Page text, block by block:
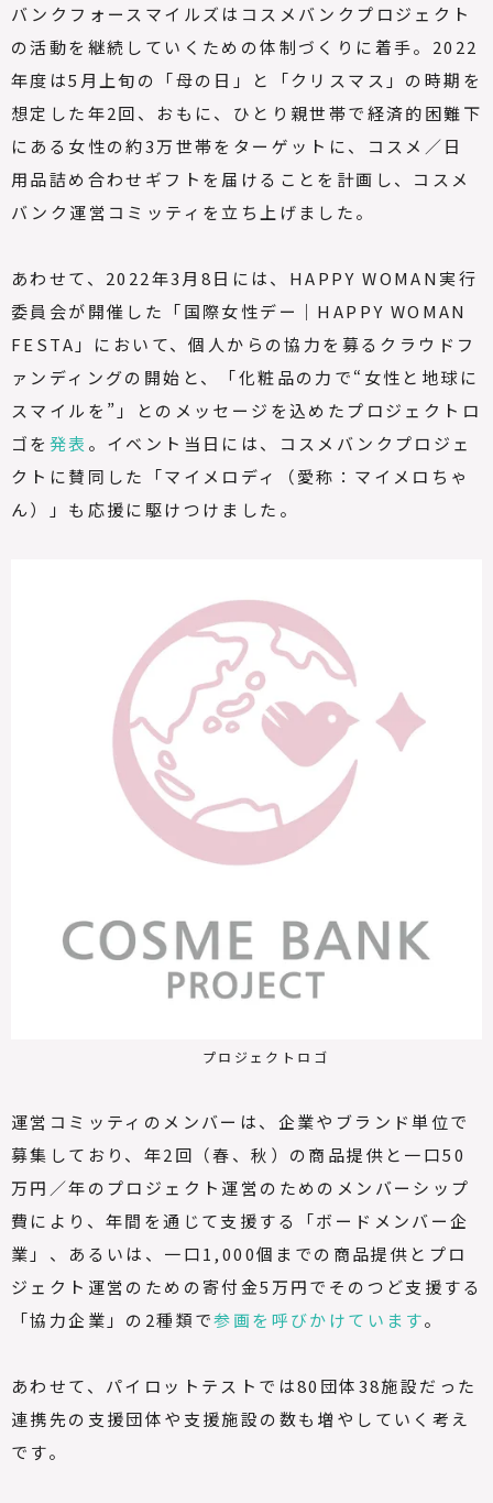
バンクフォースマイルズはコスメバンクプロジェクト
の活動を継続していくための体制づくりに着手。 2022
年度は5 月上旬の「母の日」と「クリスマス」の時期を
想定した年2回、おもに、ひとり親世帯で経済的困難下
にある女性の約3万世帯をターゲットに、コスメ／日
用品詰め合わせギフトを届けることを計画し、コスメ
バンク運営コミッティを立ち上げました。
あわせて、 2022年3 月 8日には、 HAPPY WOMAN 実行
委員会が開催した「国際女性デー｜ HAPPY WOMAN
FESTA 」において、個人からの協力を募るクラウドフ
ァンディングの開始と、「化粧品の力で“女性と地球に
スマイルを”」とのメッセージを込めたプロジェクトロ
ゴを 発表 。イベント当日には、コスメバンクプロジェ
クトに賛同した「マイメロディ（愛称：マイメロちゃ
ん）」も応援に駆けつけました。
プロジェクト ロゴ
運営コミッティのメンバーは、企業やブランド単位で
募集しており、年2 回（春、秋）の商品提供と一口50
万円／年のプロジェクト運営のためのメンバーシップ
費により、年間を通じて支援する「ボードメンバー企
業」、あるいは、一口1,000個までの商品提供とプロ
ジェクト運営のための寄付金5 万円でそのつど支援する
「協力企業」の 2種類で参画を呼びかけています。
あわせて、パイロットテストでは80 団体38施設だった
連携先の支援団体や支援施設の数も増やしていく考え
です。